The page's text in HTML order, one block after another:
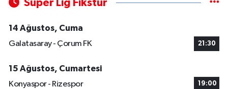
Süper Lig Fikstür
14 Ağustos, Cuma
Galatasaray - Çorum FK
21:30
15 Ağustos, Cumartesi
Konyaspor - Rizespor
19:00